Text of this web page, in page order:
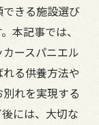
きる施設選び
本記事では、
ースパニエル
る供養方法や
れを実現する
には、大切な